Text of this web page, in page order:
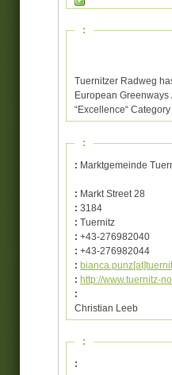
:
Tuernitzer Radweg
European
“Excellence“ Category
:
: Marktgemeinde
: Markt Street 28
: 3184
: Tuernitz
: +43-276982040
: +43-276982044
:
: http://www.tuernitz-
:
Christian Leeb
:
: